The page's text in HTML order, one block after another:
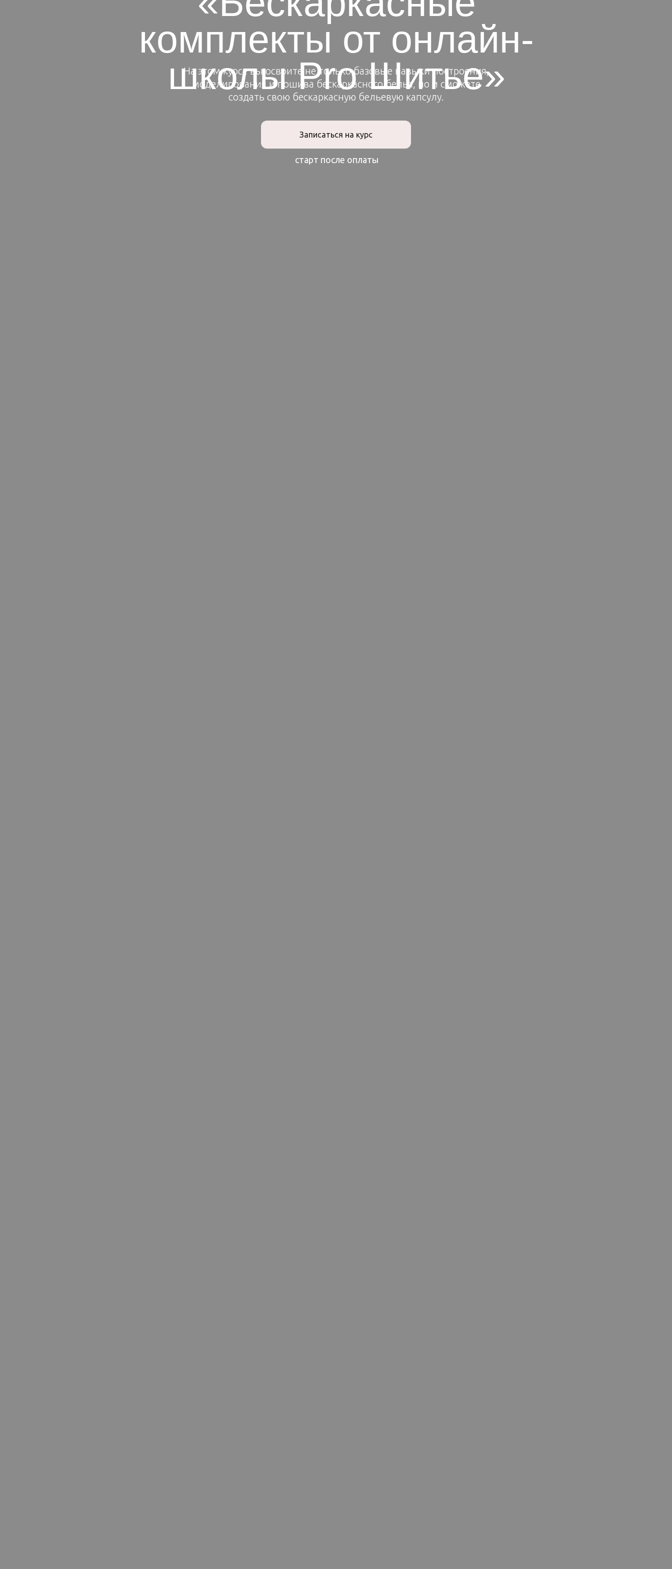
комплекты от онлайн-
школы Pro Шитье»
На этом курсе вы освоите не только базовые навыки построения,
моделирования и пошива бескаркасного белья, но и сможете
создать свою бескаркасную бельевую капсулу.
Записаться на курс
старт после оплаты